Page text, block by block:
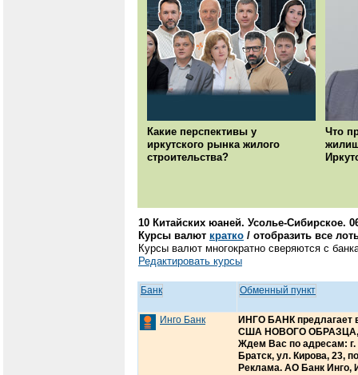
Какие перспективы у
иркутского рынка жилого
строительства?
Что
10 Китайских юаней. Усолье-Сибирское.
Курсы валют кратко / отобразить все
Курсы валют многократно сверяются с
Редактировать курсы
Банк Обменный пункт
Инго Банк
ИНГО БАНК предлагает
США НОВОГО ОБРАЗЦА,
Ждем Вас по адресам: г.
Братск, ул. Кирова, 23,
Реклама. АО Банк Инго,